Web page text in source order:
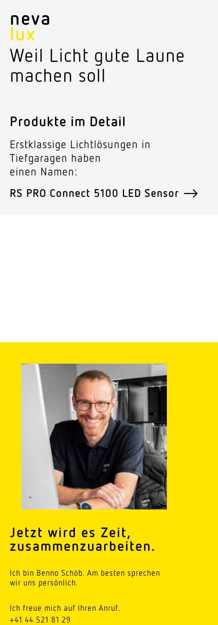
neva
lux
Weil Licht gute Laune
machen soll
Produkte im Detail
Erst­klassige Licht­lö­sungen in
Tief­ga­ragen haben
einen Namen:
RS PRO Connect 5100 LED Sensor
Jetzt wird es Zeit,
zusammenzuarbeiten.
Ich bin Benno Schöb. Am besten sprechen
wir uns persönlich.
Ich freue mich auf Ihren Anruf.
+41 44 521 81 29